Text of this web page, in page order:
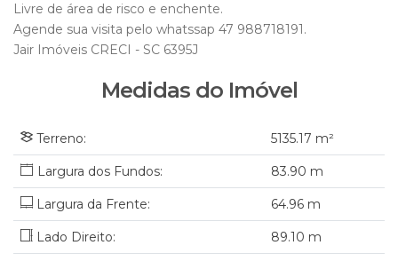
Livre de área de risco e enchente.
Agende sua visita pelo whatssap 47 988718191.
Jair Imóveis CRECI - SC 6395J
Medidas do Imóvel
Terreno: 5135.17 m²
83.90 m
Largura da Frente: 64.96 m
Lado Direito: 89.10 m